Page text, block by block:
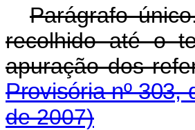
Parágrafo
recolhido até o
apuração dos
Provisória nº 303,
de 2007)